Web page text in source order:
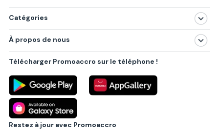
Catégories
Produits
Villes principales
À propos de nous
Politique de confidentialité
Règlements
Partenariat B2B
Blog
Contact
Télécharger Promoaccro sur le téléphone !
Restez à jour avec Promoaccro